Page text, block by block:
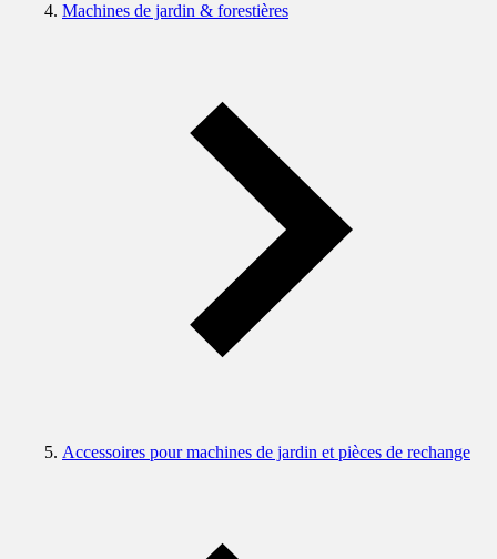
Machines de jardin & forestières
Accessoires pour machines de jardin et pièces de rechange